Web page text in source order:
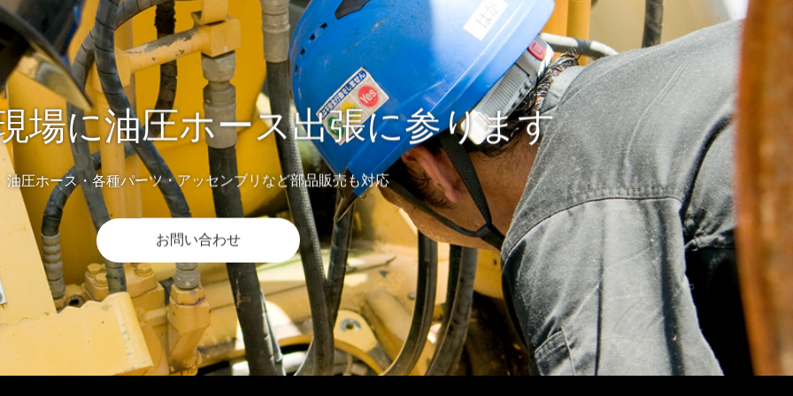
場に油圧ホース出張に参ります
油圧ホース・各種パーツ・アッセンブリなど部品販売も対応
お問い合わせ